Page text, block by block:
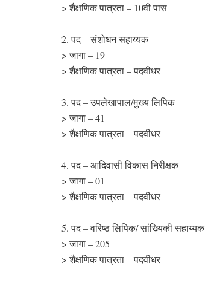
> शैक्षणिक पात्रता – 10वी पास
2. पद – संशोधन सहाय्यक
> जागा – 19
> शैक्षणिक पात्रता – पदवीधर
3. पद – उपलेखापाल/मुख्य लिपिक
> जागा – 41
> शैक्षणिक पात्रता – पदवीधर
4. पद – आदिवासी विकास निरीक्षक
> जागा – 01
> शैक्षणिक पात्रता – पदवीधर
5. पद – वरिष्ठ लिपिक/ सांख्यिकी सहाय्यक
> जागा – 205
> शैक्षणिक पात्रता – पदवीधर